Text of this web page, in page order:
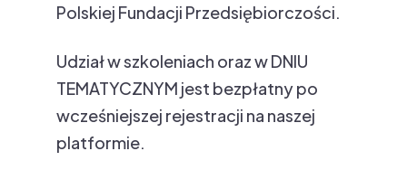
Polskiej Fundacji Przedsiębiorczości.
Udział w szkoleniach oraz w DNIU
TEMATYCZNYM jest bezpłatny po
wcześniejszej rejestracji na naszej
platformie.